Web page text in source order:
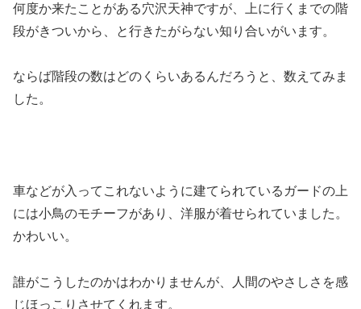
何度か来たことがある穴沢天神ですが、上に行くまでの階
段がきついから、と行きたがらない知り合いがいます。
ならば階段の数はどのくらいあるんだろうと、数えてみま
した。
車などが入ってこれないように建てられているガードの上
には小鳥のモチーフがあり、洋服が着せられていました。
かわいい。
誰がこうしたのかはわかりませんが、人間のやさしさを感
じほっこりさせてくれます。